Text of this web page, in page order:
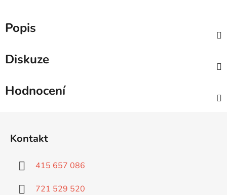
Popis
Diskuze
Hodnocení
Kontakt
415 657 086
721 529 520